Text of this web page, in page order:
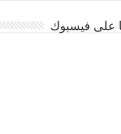
على فيسبوك